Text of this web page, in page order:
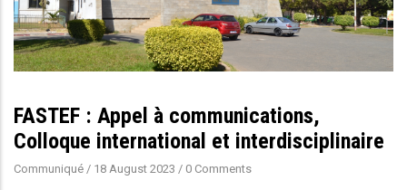
FASTEF : Appel à communications,
Colloque international et interdisciplinaire
Communiqué / 18 August 2023 / 0 Comments